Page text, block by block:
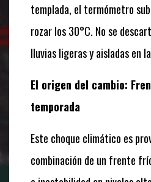
templada, el termómetro
rozar los 30°C. No se
lluvias ligeras y aisladas en
El origen del cambio:
temporada
Este choque climático es
combinación de un frente